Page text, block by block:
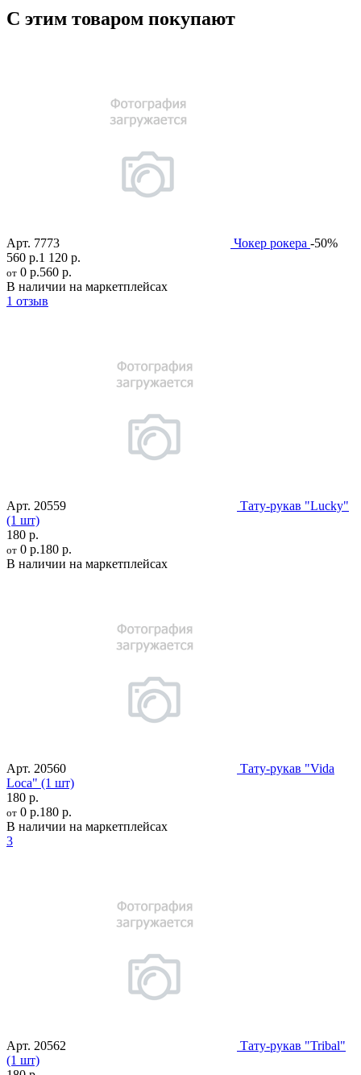
С этим товаром покупают
Арт. 7773 Чокер рокера -50%
560 р.1 120 р.
от 0 р.560 р.
В наличии на маркетплейсах
1 отзыв
Арт. 20559
Тату-рукав "Lucky"
(1 шт)
180 р.
от 0 р.180 р.
В наличии на маркетплейсах
Арт. 20560
Тату-рукав "Vida
Loca" (1 шт)
180 р.
от 0 р.180 р.
В наличии на маркетплейсах
3
Арт. 20562
Тату-рукав "Tribal"
(1 шт)